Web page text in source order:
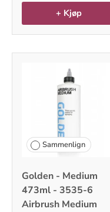
+ Kjøp
Sammenlign
Golden - Medium
473ml - 3535-6
Airbrush Medium